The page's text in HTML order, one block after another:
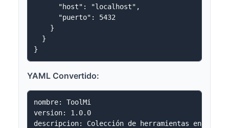
      "host": "localhost",
      "puerto": 5432
    }
  }
YAML Convertido:
nombre: ToolMi
version: 1.0.0
descripcion: Colección de herramientas en